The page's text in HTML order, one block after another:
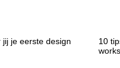
je eerste design
10